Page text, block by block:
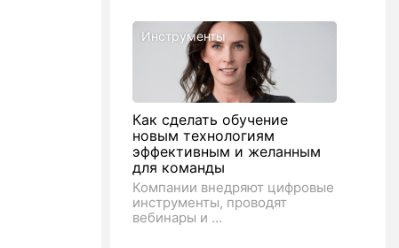
Инструменты
Как сделать обучение
новым технологиям
эффективным и желанным
для команды
Компании внедряют цифровые
инструменты, проводят
вебинары и ...